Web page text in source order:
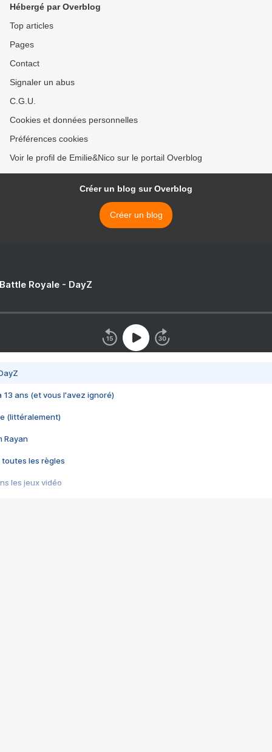
Hébergé par Overblog
Top articles
Pages
Contact
Signaler un abus
C.G.U.
Cookies et données personnelles
Préférences cookies
Voir le profil de Emilie&Nico sur le portail Overblog
Créer un blog sur Overblog
Créer un blog
Royale - DayZ
13 ans (et vous l'avez ignoré)
(littéralement)
Rayan
toutes les règles
les jeux vidéo